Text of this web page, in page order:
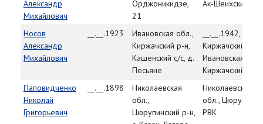
Александр
Михайлович
Орджоникидзе,
21
Ак-Шеихский
Носов
Александр
Михайлович
__.__.1923
Ивановская обл.,
Киржачский р-н,
Кашенский с/с, д.
Песьяне
__.__.1942,
Киржачский РВК,
Ивановская
Киржачский р-н
Паповидченко
Николай
Григорьевич
__.__.1898
Николаевская
обл.,
Цюрупинский р-н,
Николаевская
обл.,
РВК